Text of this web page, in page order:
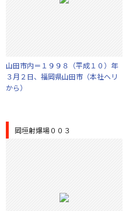
山田市内＝１９９８（平成１０）年
３月２日、福岡県山田市（本社ヘリ
から）
岡垣射爆場００３